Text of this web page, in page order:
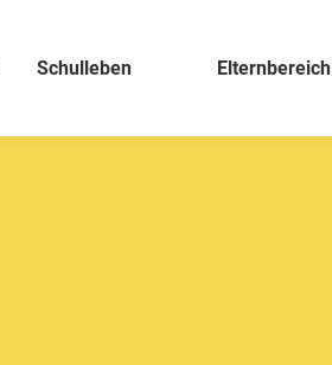
Schulleben Elternbereich